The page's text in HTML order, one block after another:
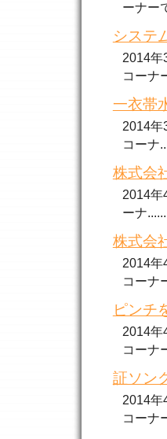
ーナー
システ
2014年
コーナ
一衣帯
2014年
コーナ
株式会
2014年
ーナ......
株式会
2014年
コーナ
ピンチ
2014年
コーナ
証ソン
2014年
コーナ